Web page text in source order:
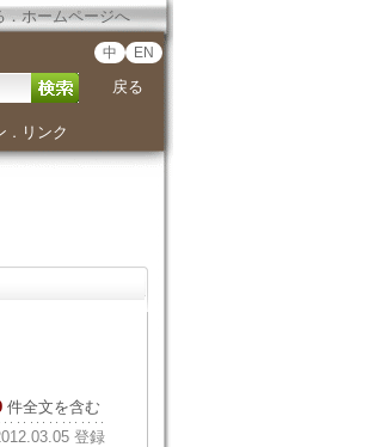
．ホームページへ
中 EN
戻る
． リンク
件全文を含む
登録